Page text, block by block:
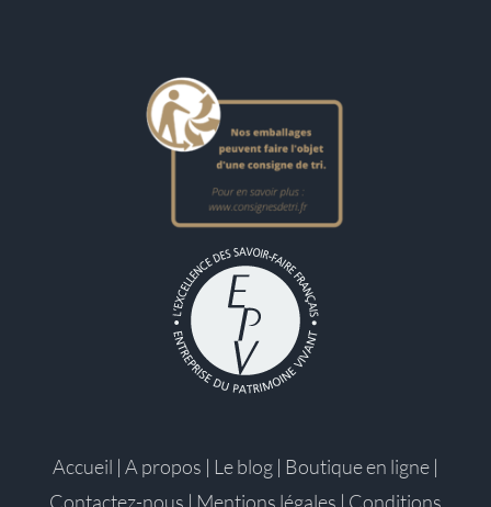
Accueil | A propos | Le blog | Boutique en ligne |
Contactez-nous | Mentions légales | Conditions